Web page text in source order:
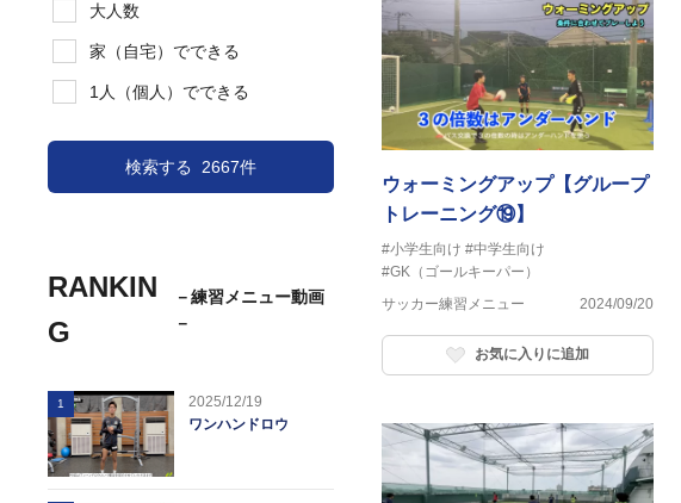
大人数
家（自宅）でできる
1人（個人）でできる
検索する 2667件
RANKIN
G
－練習メニュー動画
－
1
2025/12/19
ワンハンドロウ
ウォーミングアップ【グループ
トレーニング⑲】
#小学生向け #中学生向け
#GK（ゴールキーパー）
サッカー練習メニュー
2024/09/20
お気に入りに追加